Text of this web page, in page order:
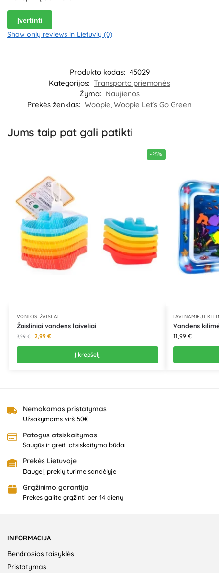
Įvertinti
Show only reviews in Lietuvių (0)
Produkto kodas: 45029
Kategorijos: Transporto priemonės
Žyma: Naujienos
Prekės ženklas: Woopie, Woopie Let’s Go Green
Jums taip pat gali patikti
-25%
VONIOS ŽAISLAI
Žaisliniai vandens laiveliai
3,99€ 2,99 €
Į krepšelį
LAVINAMIEJI
Vandens
11,99 €
Nemokamas pristatymas
Užsakymams virš 50€
Patogus atsiskaitymas
Saugūs ir greiti atsiskaitymo būdai
Prekės Lietuvoje
Daugelį prekių turime sandėlyje
Grąžinimo garantija
Prekes galite grąžinti per 14 dienų
INFORMACIJA
Bendrosios taisyklės
Pristatymas